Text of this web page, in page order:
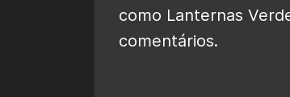
como Lanternas
comentários.